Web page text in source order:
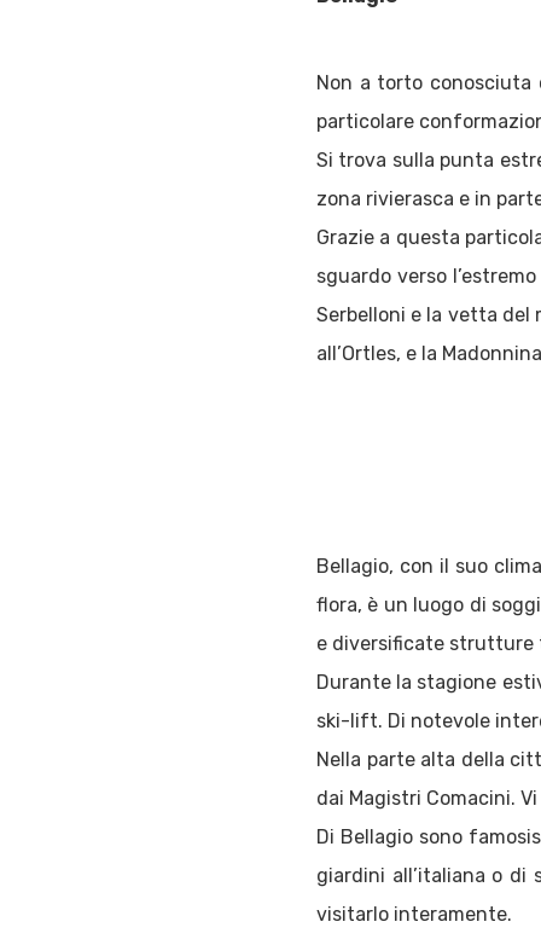
Non a torto conosciuta
particolare
Si trova sulla punta
zona rivierasca e in
Grazie a questa
sguardo verso
Serbelloni e la vetta del
all’Ortles, e la
Bellagio, con il suo
flora, è un luogo di
e diversificate strutture
Durante la stagione
ski-lift. Di notevole
Nella parte alta della
dai Magistri Comacini.
Di Bellagio sono
giardini all’italiana o di
visitarlo interamente.